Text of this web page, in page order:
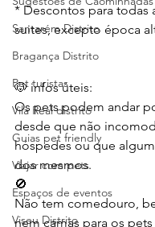
Santarém Distrito
Bragança Distrito
Pet turistas
Vila Real distrito
Guias pet friendly
Viajar com pets
Espaços de eventos
Viseu Distrito
* Descontos para todas
suites, excepto época
🐶 infos úteis:
Os pets podem andar
desde que não
hóspedes ou que
dos mesmos.
🚫
Não tem comedouro,
nem camas para os pets